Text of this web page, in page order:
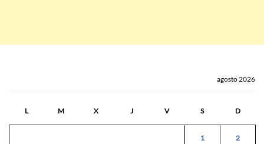
agosto 2026
L M X J V S D
1 2